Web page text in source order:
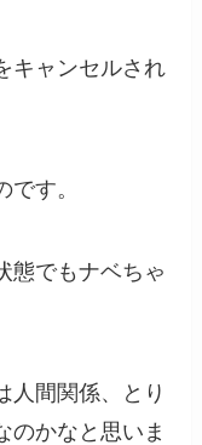
キャンセルされ
す。
態でもナベちゃ
人間関係、とり
のかなと思いま